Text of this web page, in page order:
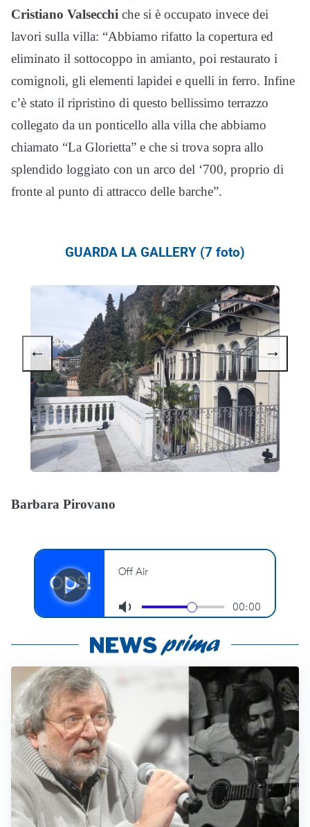
Cristiano Valsecchi che si è occupato invece dei
lavori sulla villa: “Abbiamo rifatto la copertura ed
eliminato il sottocoppo in amianto, poi restaurato i
comignoli, gli elementi lapidei e quelli in ferro. Infine
c’è stato il ripristino di questo bellissimo terrazzo
collegato da un ponticello alla villa che abbiamo
chiamato “La Glorietta” e che si trova sopra allo
splendido loggiato con un arco del ‘700, proprio di
fronte al punto di attracco delle barche”.
GUARDA LA GALLERY (7 foto)
← →
Barbara Pirovano